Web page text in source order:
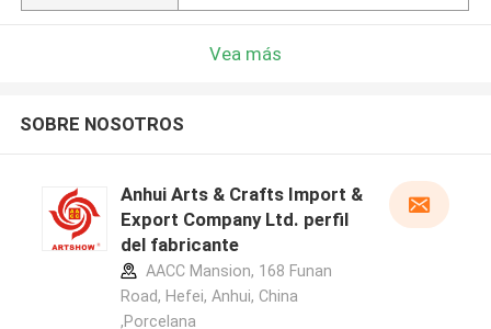
Vea más
SOBRE NOSOTROS
Anhui Arts & Crafts Import &
Export Company Ltd. perfil
del fabricante
AACC Mansion, 168 Funan
Road, Hefei, Anhui, China
,Porcelana